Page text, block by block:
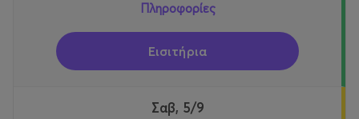
Πληροφορίες
Εισιτήρια
Σαβ, 5/9